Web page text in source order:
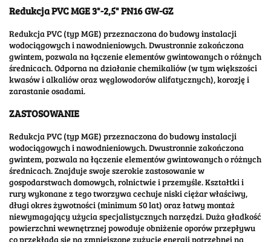
Redukcja PVC MGE 3"-2,5" PN16 GW-GZ
Redukcja PVC (typ MGE) przeznaczona do budowy instalacji
wodociągowych i nawodnieniowych. Dwustronnie zakończona
gwintem, pozwala na łączenie elementów gwintowanych o różnych
średnicach. Odporna na działanie chemikaliów (w tym większości
kwasów i alkaliów oraz węglowodorów alifatycznych), korozję i
zarastanie osadami.
ZASTOSOWANIE
Redukcja PVC (typ MGE) przeznaczona do budowy instalacji
wodociągowych i nawodnieniowych. Dwustronnie zakończona
gwintem, pozwala na łączenie elementów gwintowanych o różnych
średnicach. Znajduje swoje szerokie zastosowanie w
gospodarstwach domowych, rolnictwie i przemyśle. Kształtki i
rury wykonane z tego tworzywa cechuje niski ciężar właściwy,
długi okres żywotności (minimum 50 lat) oraz łatwy montaż
niewymagający użycia specjalistycznych narzędzi. Duża gładkość
powierzchni wewnętrznej powoduje obniżenie oporów przepływu
co przekłada się na zmniejszone zużycie energii potrzebnej na